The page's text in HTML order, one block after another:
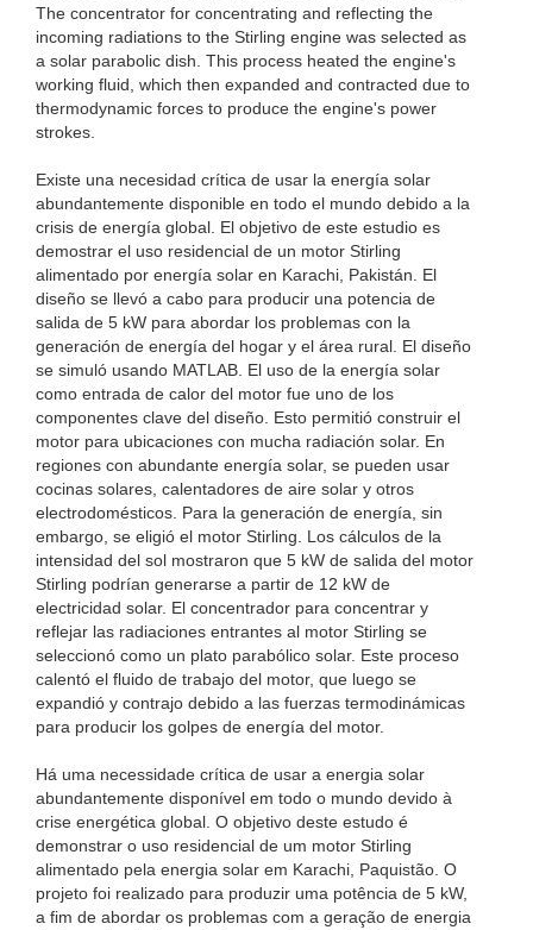
The concentrator for concentrating and reflecting the
incoming radiations to the Stirling engine was selected as
a solar parabolic dish. This process heated the engine's
working fluid, which then expanded and contracted due to
thermodynamic forces to produce the engine's power
strokes.
Existe una necesidad crítica de usar la energía solar
abundantemente disponible en todo el mundo debido a la
crisis de energía global. El objetivo de este estudio es
demostrar el uso residencial de un motor Stirling
alimentado por energía solar en Karachi, Pakistán. El
diseño se llevó a cabo para producir una potencia de
salida de 5 kW para abordar los problemas con la
generación de energía del hogar y el área rural. El diseño
se simuló usando MATLAB. El uso de la energía solar
como entrada de calor del motor fue uno de los
componentes clave del diseño. Esto permitió construir el
motor para ubicaciones con mucha radiación solar. En
regiones con abundante energía solar, se pueden usar
cocinas solares, calentadores de aire solar y otros
electrodomésticos. Para la generación de energía, sin
embargo, se eligió el motor Stirling. Los cálculos de la
intensidad del sol mostraron que 5 kW de salida del motor
Stirling podrían generarse a partir de 12 kW de
electricidad solar. El concentrador para concentrar y
reflejar las radiaciones entrantes al motor Stirling se
seleccionó como un plato parabólico solar. Este proceso
calentó el fluido de trabajo del motor, que luego se
expandió y contrajo debido a las fuerzas termodinámicas
para producir los golpes de energía del motor.
Há uma necessidade crítica de usar a energia solar
abundantemente disponível em todo o mundo devido à
crise energética global. O objetivo deste estudo é
demonstrar o uso residencial de um motor Stirling
alimentado pela energia solar em Karachi, Paquistão. O
projeto foi realizado para produzir uma potência de 5 kW,
a fim de abordar os problemas com a geração de energia